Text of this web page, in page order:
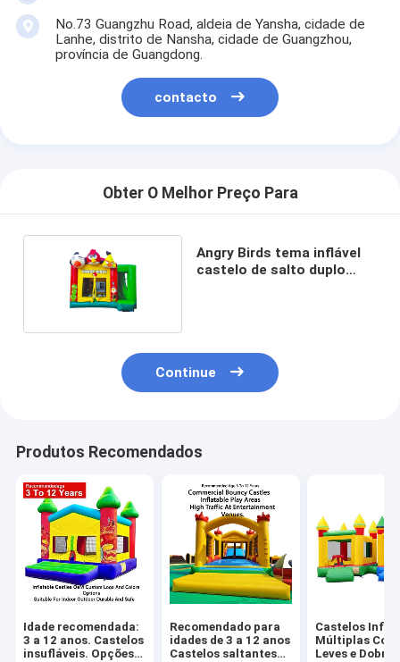
No.73 Guangzhu Road, aldeia de Yansha, cidade de
Lanhe, distrito de Nansha, cidade de Guangzhou,
província de Guangdong.
contacto
Obter O Melhor Preço Para
Angry Birds tema inflável
castelo de salto duplo
Continue
Produtos Recomendados
Idade recomendada:
3 a 12 anos. Castelos
insufláveis. Opções
Recomendado para
idades de 3 a 12 anos
Castelos saltantes
Castelos
Múltiplas
Leves e